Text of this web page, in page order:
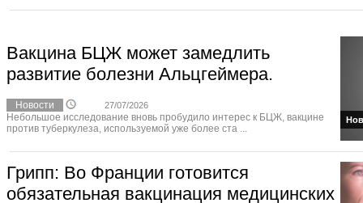
Вакцина БЦЖ может замедлить
развитие болезни Альцгеймера.
Новости 27/07/2026
Небольшое исследование вновь пробудило интерес к БЦЖ, вакцине
против туберкулеза, используемой уже более ста ...
Грипп: Во Франции готовится
обязательная вакцинация медицинских